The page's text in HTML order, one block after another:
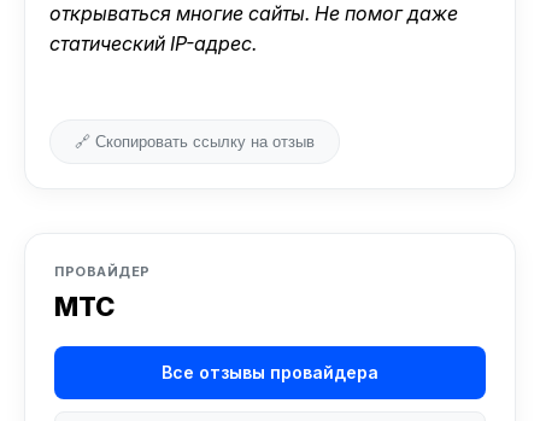
открываться многие сайты. Не помог даже
статический IP-адрес.
🔗 Скопировать ссылку на отзыв
ПРОВАЙДЕР
МТС
Все отзывы провайдера